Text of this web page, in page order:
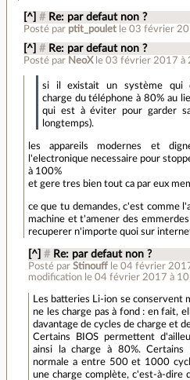
[^] # Re: par defaut non ?
Posté par ptit_poulet le 03 février
[^] # Re: par defaut non ?
Posté par NeoX le 03 février 2017 à
si il existait un système qui
charge du téléphone à 80% au
qui est à éviter pour garder
longtemps).
les appareils modernes et
l'electronique necessaire pour
à 100%
et gere tres bien tout ca par eux
ce que tu demandes, c'est comme
machine et t'amener des
recuperer n'importe quoi sur
[^] # Re: par defaut non ?
Posté parStinouff le 04 février
modification le 04 février 2017 à
Les batteries Li-ion se conservent
ne les charge pas à fond : en fait,
davantage de cycles de charge et
Certains BIOS permettent
ainsi la charge à 80%.
normale a entre 500 et 1000
une charge complète, c'est-à-dire